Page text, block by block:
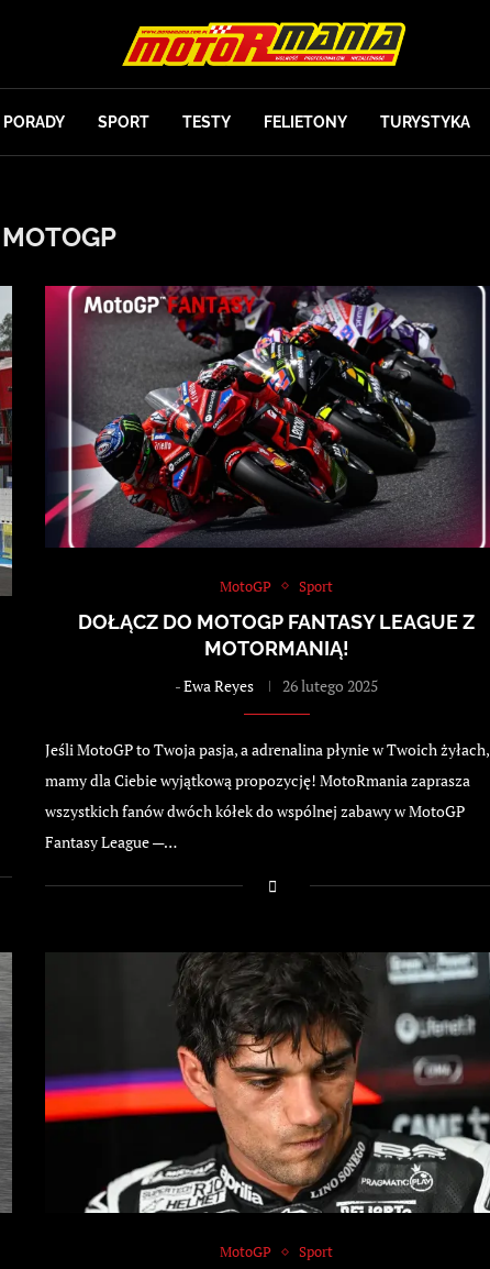
PORADY SPORT TESTY FELIETONY TURYSTYKA
MOTOGP
MotoGP Sport
DOŁĄCZ DO MOTOGP FANTASY LEAGUE Z
MOTORMANIĄ!
-Ewa Reyes 26 lutego 2025
Jeśli MotoGP to Twoja pasja, a adrenalina płynie w Twoich żyłach,
mamy dla Ciebie wyjątkową propozycję! MotoRmania zaprasza
wszystkich fanów dwóch kółek do wspólnej zabawy w MotoGP
Fantasy League —…
MotoGP Sport